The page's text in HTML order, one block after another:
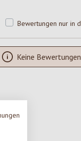
Bewertungen nur in
Keine